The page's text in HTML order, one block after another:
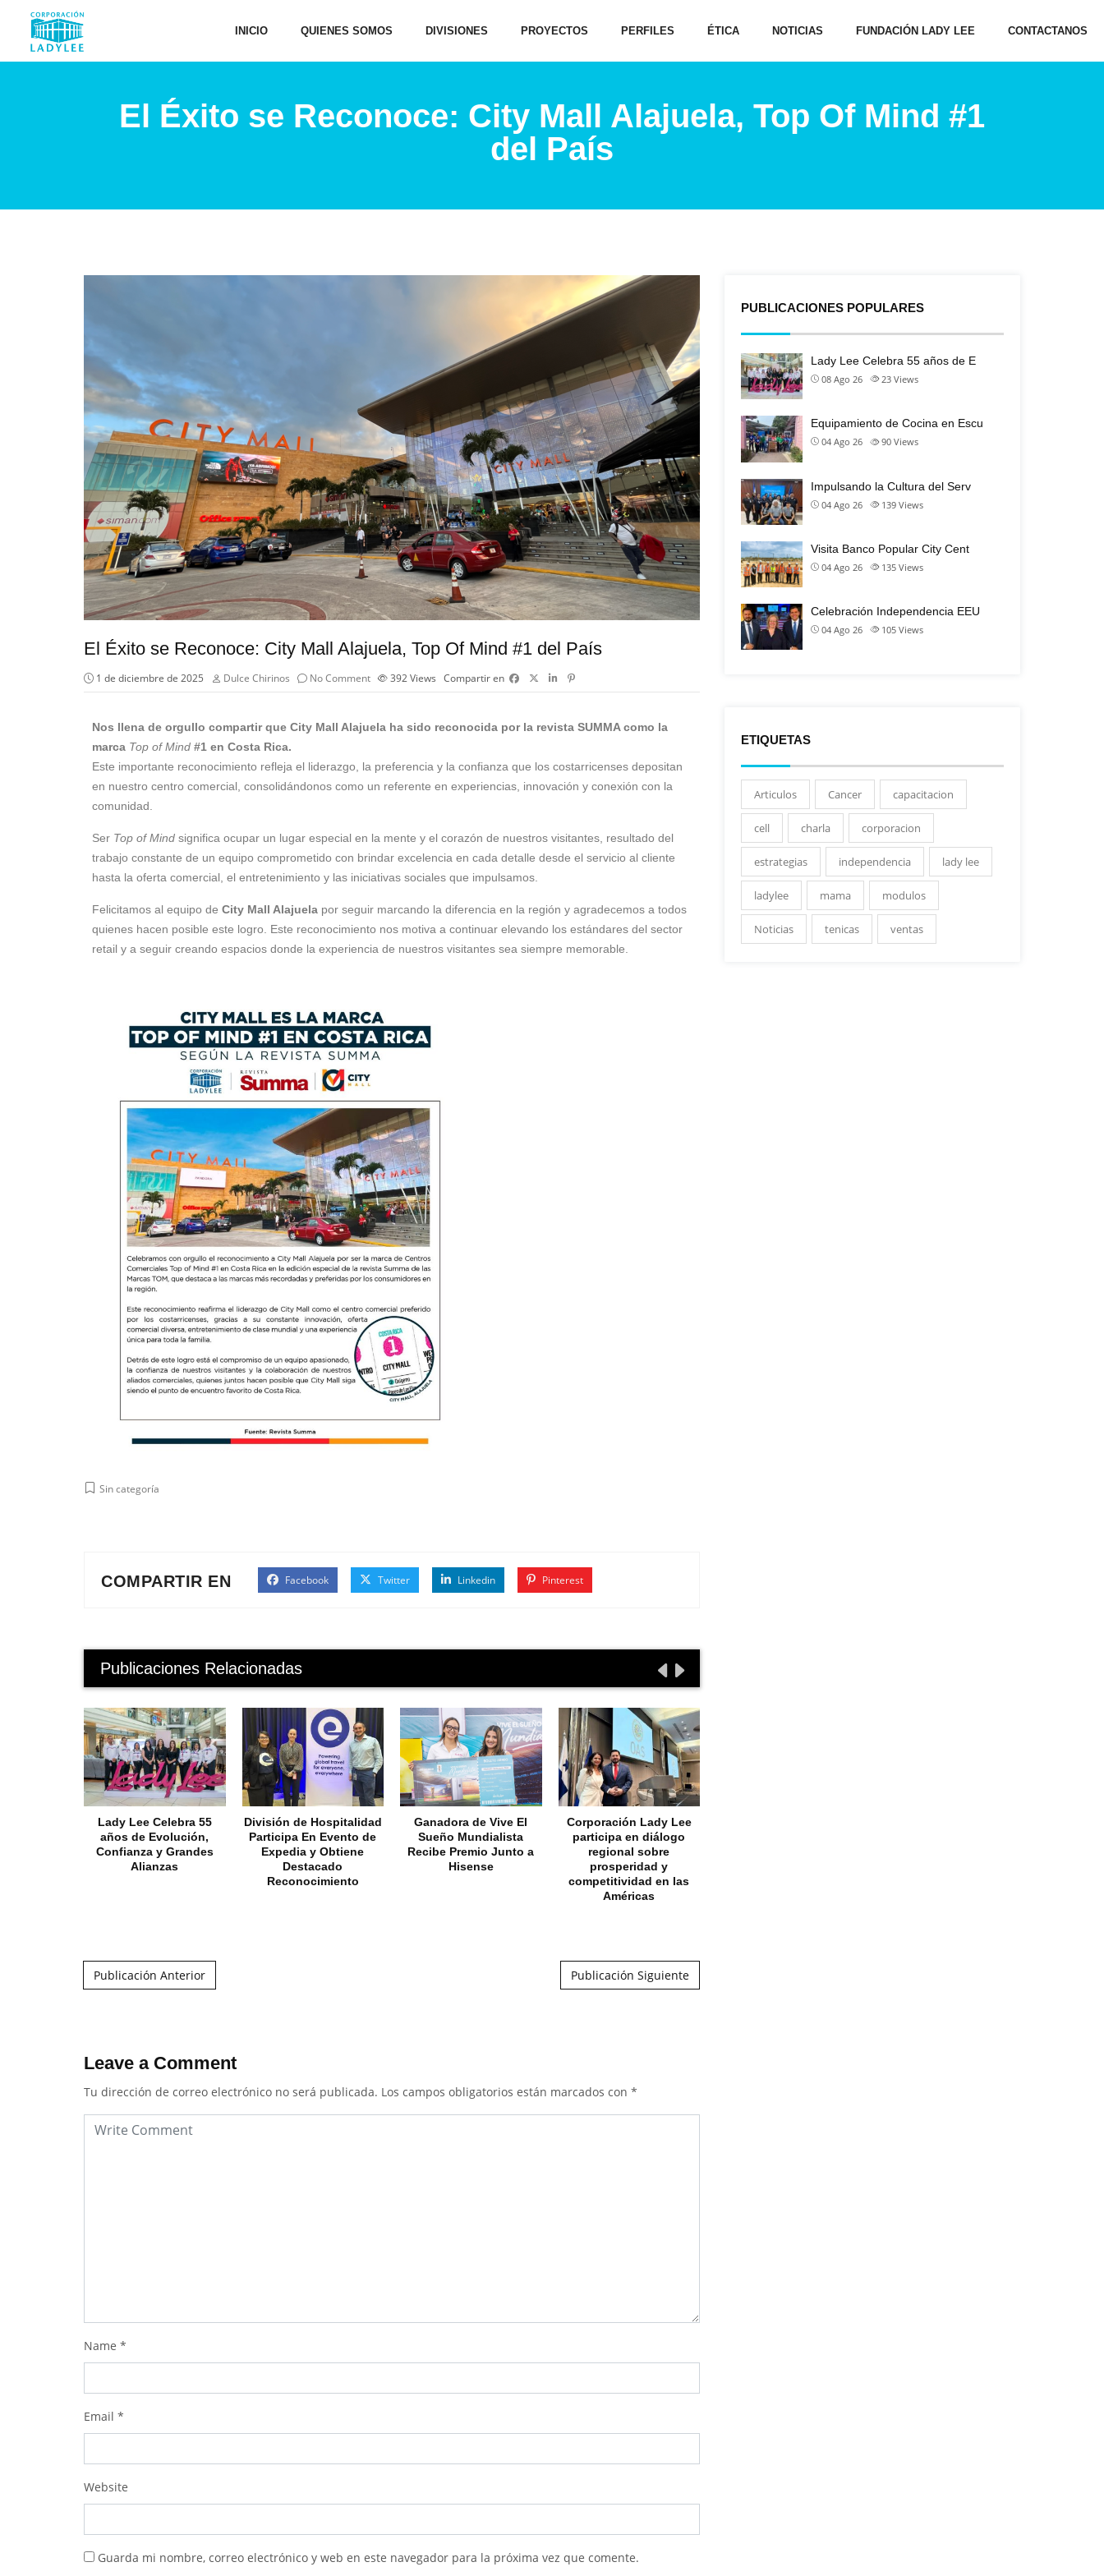
INICIO QUIENES SOMOS DIVISIONES PROYECTOS PERFILES ÉTICA NOTICIAS FUNDACIÓN LADY LEE CONTACTANOS
El Éxito se Reconoce: City Mall Alajuela, Top Of Mind #1
del País
El Éxito se Reconoce: City Mall Alajuela, Top Of Mind #1 del País
1 de diciembre de 2025 Dulce Chirinos No Comment 392Views Compartir en
Nos llena de orgullo compartir que City Mall Alajuela ha sido reconocida por la revista SUMMA como la
marca Top of Mind #1 en Costa Rica.
Este importante reconocimiento refleja el liderazgo, la preferencia y la confianza que los costarricenses depositan
en nuestro centro comercial, consolidándonos como un referente en experiencias, innovación y conexión con la
comunidad.
Ser Top of Mind significa ocupar un lugar especial en la mente y el corazón de nuestros visitantes, resultado del
trabajo constante de un equipo comprometido con brindar excelencia en cada detalle desde el servicio al cliente
hasta la oferta comercial, el entretenimiento y las iniciativas sociales que impulsamos.
Felicitamos al equipo de City Mall Alajuela por seguir marcando la diferencia en la región y agradecemos a todos
quienes hacen posible este logro. Este reconocimiento nos motiva a continuar elevando los estándares del sector
retail y a seguir creando espacios donde la experiencia de nuestros visitantes sea siempre memorable.
Sin categoría
COMPARTIR EN Facebook Twitter Linkedin Pinterest
Publicaciones Relacionadas
Lady Lee Celebra 55
años de Evolución,
Confianza y Grandes
Alianzas
División de Hospitalidad
Participa En Evento de
Expedia y Obtiene
Destacado
Reconocimiento
Ganadora de Vive El
Sueño Mundialista
Recibe Premio Junto a
Hisense
Corporación Lady Lee
participa en diálogo
regional sobre
prosperidad y
competitividad en las
Américas
Publicación Anterior Publicación Siguiente
Leave a Comment
Tu dirección de correo electrónico no será publicada. Los campos obligatorios están marcados con *
Name *
Email *
Website
Guarda mi nombre, correo electrónico y web en este navegador para la próxima vez que comente.
PUBLICACIONES POPULARES
Lady Lee Celebra 55 años de E
08 Ago 26 23 Views
Equipamiento de Cocina en Escu
04 Ago 26 90 Views
Impulsando la Cultura del Serv
04 Ago 26 139 Views
Visita Banco Popular City Cent
04 Ago 26 135 Views
Celebración Independencia EEU
04 Ago 26 105 Views
ETIQUETAS
Articulos Cancer capacitacion
cell charla corporacion
estrategias independencia lady lee
ladylee mama modulos
Noticias tenicas ventas